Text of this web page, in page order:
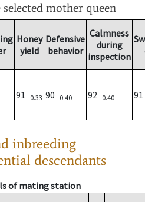
mother queen
Honey
yield
Defensive
behavior
Calmness
during
inspection
91 0.33 90 0.40 92 0.40
inbreeding
descendants
of mating station